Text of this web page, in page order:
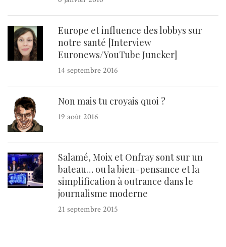
Europe et influence des lobbys sur
notre santé [Interview
Euronews/YouTube Juncker]
14 septembre 2016
Non mais tu croyais quoi ?
19 août 2016
Salamé, Moix et Onfray sont sur un
bateau… ou la bien-pensance et la
simplification à outrance dans le
journalisme moderne
21 septembre 2015